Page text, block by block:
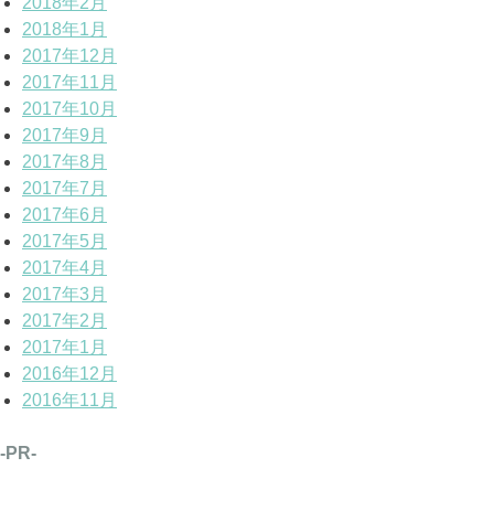
2018年1月
2017年12月
2017年11月
2017年10月
2017年9月
2017年8月
2017年7月
2017年6月
2017年5月
2017年4月
2017年3月
2017年2月
2017年1月
2016年12月
2016年11月
-PR-